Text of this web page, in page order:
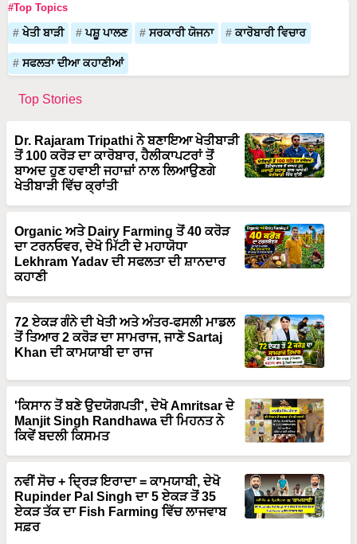
#Top Topics
ਖੇਤੀ ਬਾੜੀ ਪਸ਼ੂ ਪਾਲਣ ਸਰਕਾਰੀ ਯੋਜਨਾ ਕਾਰੋਬਾਰੀ ਵਿਚਾਰ
ਸਫਲਤਾ ਦੀਆ ਕਹਾਣੀਆਂ
Top Stories
Dr. Rajaram Tripathi ਨੇ ਬਣਾਇਆ ਖੇਤੀਬਾੜੀ
ਤੋਂ 100 ਕਰੋੜ ਦਾ ਕਾਰੋਬਾਰ, ਹੈਲੀਕਾਪਟਰਾਂ ਤੋਂ
ਬਾਅਦ ਹੁਣ ਹਵਾਈ ਜਹਾਜ਼ਾਂ ਨਾਲ ਲਿਆਉਣਗੇ
ਖੇਤੀਬਾੜੀ ਵਿੱਚ ਕ੍ਰਾਂਤੀ
Organic ਅਤੇ Dairy Farming ਤੋਂ 40 ਕਰੋੜ
ਦਾ ਟਰਨਓਵਰ, ਦੇਖੋ ਮਿੱਟੀ ਦੇ ਮਹਾਯੋਧਾ
Lekhram Yadav ਦੀ ਸਫਲਤਾ ਦੀ ਸ਼ਾਨਦਾਰ
ਕਹਾਣੀ
72 ਏਕੜ ਗੰਨੇ ਦੀ ਖੇਤੀ ਅਤੇ ਅੰਤਰ-ਫਸਲੀ ਮਾਡਲ
ਤੋਂ ਤਿਆਰ 2 ਕਰੋੜ ਦਾ ਸਾਮਰਾਜ, ਜਾਣੋ Sartaj
Khan ਦੀ ਕਾਮਯਾਬੀ ਦਾ ਰਾਜ
'ਕਿਸਾਨ ਤੋਂ ਬਣੇ ਉਦਯੋਗਪਤੀ', ਦੇਖੋ Amritsar ਦੇ
Manjit Singh Randhawa ਦੀ ਮਿਹਨਤ ਨੇ
ਕਿਵੇਂ ਬਦਲੀ ਕਿਸਮਤ
ਨਵੀਂ ਸੋਚ + ਦ੍ਰਿੜ ਇਰਾਦਾ = ਕਾਮਯਾਬੀ, ਦੇਖੋ
Rupinder Pal Singh ਦਾ 5 ਏਕੜ ਤੋਂ 35
ਏਕੜ ਤੱਕ ਦਾ Fish Farming ਵਿੱਚ ਲਾਜਵਾਬ
ਸਫ਼ਰ